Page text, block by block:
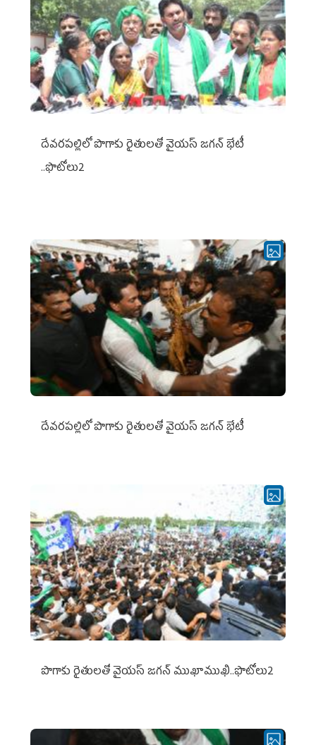
దేవరపల్లిలో పొగాకు రైతులతో వైయస్ జగన్ భేటీ
..ఫొటోలు2
దేవరపల్లిలో పొగాకు రైతులతో వైయస్ జగన్ భేటీ
పొగాకు రైతుల‌తో వైయ‌స్ జ‌గ‌న్ ముఖాముఖి..ఫొటోలు2